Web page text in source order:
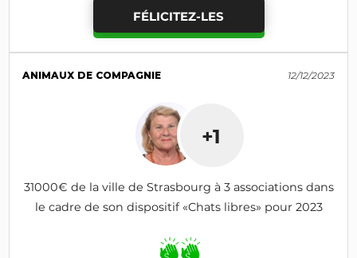
FÉLICITEZ-LES
ANIMAUX DE COMPAGNIE 12/12/2023
+1
31000€ de la ville de Strasbourg à 3 associations dans
le cadre de son dispositif «Chats libres» pour 2023